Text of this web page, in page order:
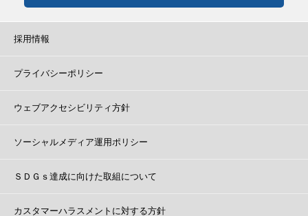
採用情報
プライバシーポリシー
ウェブアクセシビリティ方針
ソーシャルメディア運用ポリシー
ＳＤＧｓ達成に向けた取組について
カスタマーハラスメントに対する方針